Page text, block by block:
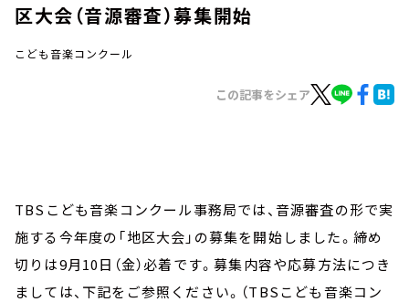
お知らせ
イベント・グッズ
YouTube
会社情報
区大会（音源審査）募集開始
こども音楽コンクール
この記事をシェア
TBSこども音楽コンクール事務局では、音源審査の形で実
施する今年度の「地区大会」の募集を開始しました。締め
切りは9月10日（金）必着です。募集内容や応募方法につき
ましては、下記をご参照ください。（TBSこども音楽コン